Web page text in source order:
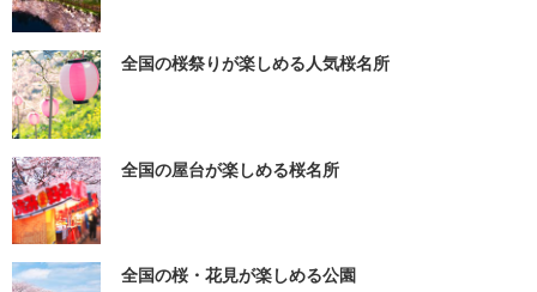
全国の桜祭りが楽しめる人気桜名所
全国の屋台が楽しめる桜名所
全国の桜・花見が楽しめる公園